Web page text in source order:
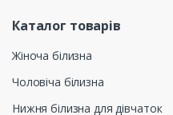
Каталог товарів
Жіноча білизна
Чоловіча білизна
Нижня білизна для дівчаток